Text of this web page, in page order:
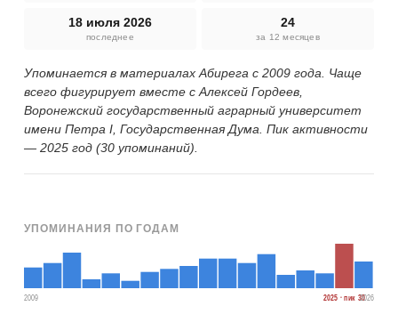
18 июля 2026
последнее
24
за 12 месяцев
Упоминается в материалах Абирега с 2009 года. Чаще
всего фигурирует вместе с Алексей Гордеев,
Воронежский государственный аграрный университет
имени Петра I, Государственная Дума. Пик активности
— 2025 год (30 упоминаний).
УПОМИНАНИЯ ПО ГОДАМ
2009 2025 · пик 302026